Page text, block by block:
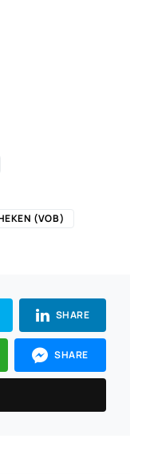
(VOB)
SHARE
SHARE